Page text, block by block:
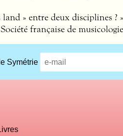
» entre deux disciplines ?
française de
Symétrie